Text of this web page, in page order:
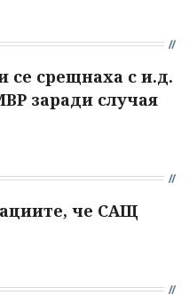
се срещнаха с и.д.
заради случая
че САЩ